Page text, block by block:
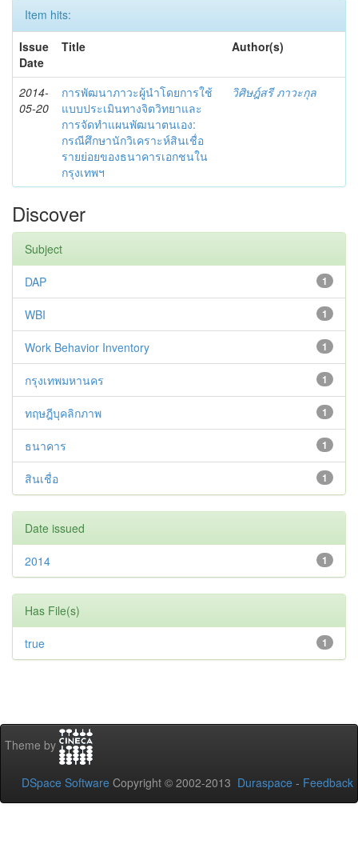
Item hits:
Issue
Date
Title Author(s)
2014-
05-20
การพัฒนาภาวะผู้นำโดยการใช้
แบบประเมินทางจิตวิทยาและ
การจัดทำแผนพัฒนาตนเอง:
กรณีศึกษานักวิเคราะห์สินเชื่อ
รายย่อยของธนาคารเอกชนใน
กรุงเทพฯ
วิศิษฎ์สรี ภาวะกุล
Discover
Subject
1
DAP
1
WBI
1
Work Behavior Inventory
1
กรุงเทพมหานคร
1
ทฤษฎีบุคลิกภาพ
1
ธนาคาร
1
สินเชื่อ
Date issued
1
2014
Has File(s)
1
true
Theme by
DSpace Software Copyright © 2002-2013 Duraspace - Feedback